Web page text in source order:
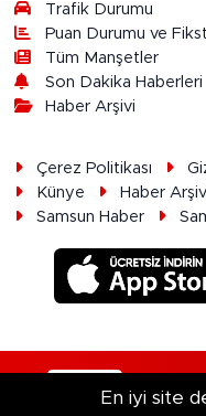
Trafik Durumu
Puan Durumu ve
Tüm Manşetler
Son Dakika Haberleri
Haber Arşivi
Çerez Politikası
Künye
Haber
Samsun Haber
En iyi site